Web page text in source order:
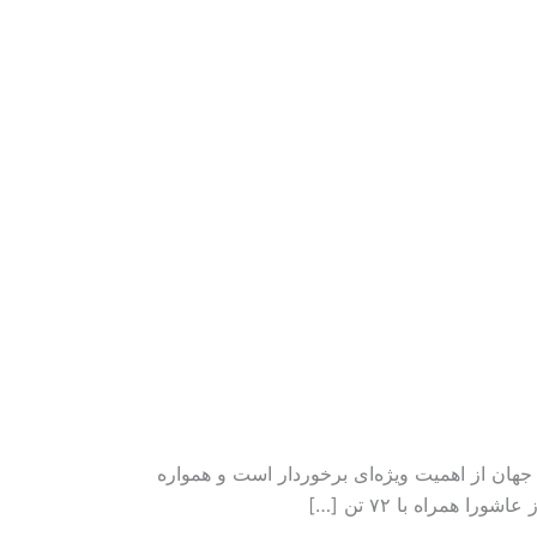
از اهمیت ویژه‌ای برخوردار است و همواره
با ۷۲ تن […]